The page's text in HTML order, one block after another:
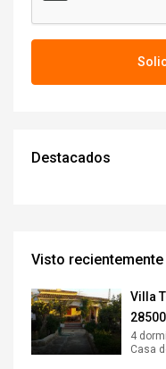
Destacados
Visto recientemente
Villa
4
Casa